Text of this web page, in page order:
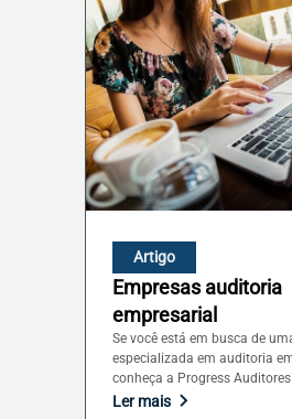
Artigo
Empresas auditoria
empresarial
Se você está em busca de
especializada em auditoria
conheça a Progress Auditores
Ler mais